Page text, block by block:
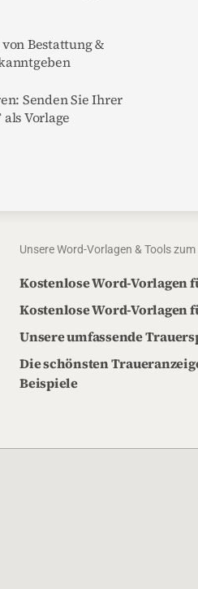
Bestattung &
Senden Sie Ihrer
Vorlage
Unsere Word-Vorlagen & Tools
Kostenlose Word-Vorlagen
Kostenlose Word-Vorlagen
Unsere umfassende
Die schönsten
Beispiele